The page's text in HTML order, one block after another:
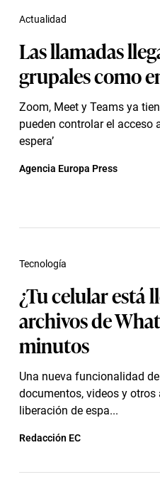
Las llamadas
grupales como
Zoom, Meet y Teams ya
pueden controlar el acceso
espera’
Actualidad
Agencia Europa Press
¿Tu celular está
archivos de
minutos
Una nueva funcionalidad
documentos, videos y
liberación de espa...
Tecnología
Redacción EC